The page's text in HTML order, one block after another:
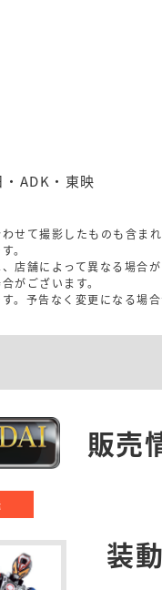
ADK・東映
せて撮影したものも含まれ
。
店舗によって異なる場合が
がございます。
。予告なく変更になる場合
販売
装